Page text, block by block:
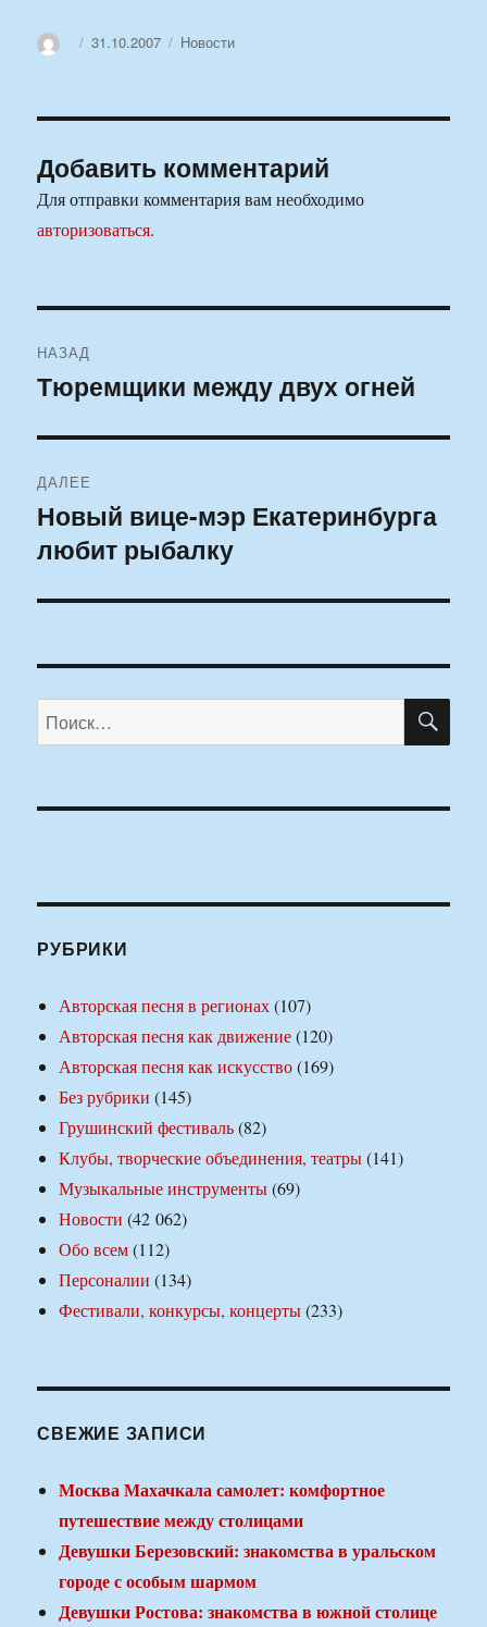
АвторОпубликовано
31.10.2007 Рубрики
Новости
Добавить комментарий
Для отправки комментария вам необходимо
авторизоваться.
по
НАЗАД
Предыдущая
Тюремщики между двух огней
ДАЛЕЕ
Следующая
запись:
Новый вице-мэр Екатеринбурга
любит рыбалку
Искать:
РУБРИКИ
Авторская песня в регионах(107)
Авторская песня как движение(120)
Авторская песня как искусство(169)
Без рубрики (145)
Грушинский фестиваль(82)
Клубы, творческие объединения, театры(141)
Музыкальные инструменты(69)
Новости (42 062)
Обо всем(112)
Персоналии (134)
Фестивали, конкурсы, концерты(233)
СВЕЖИЕ ЗАПИСИ
Москва Махачкала самолет: комфортное
путешествие между столицами
Девушки Березовский: знакомства в уральском
городе с особым шармом
Девушки Ростова: знакомства в южной столице